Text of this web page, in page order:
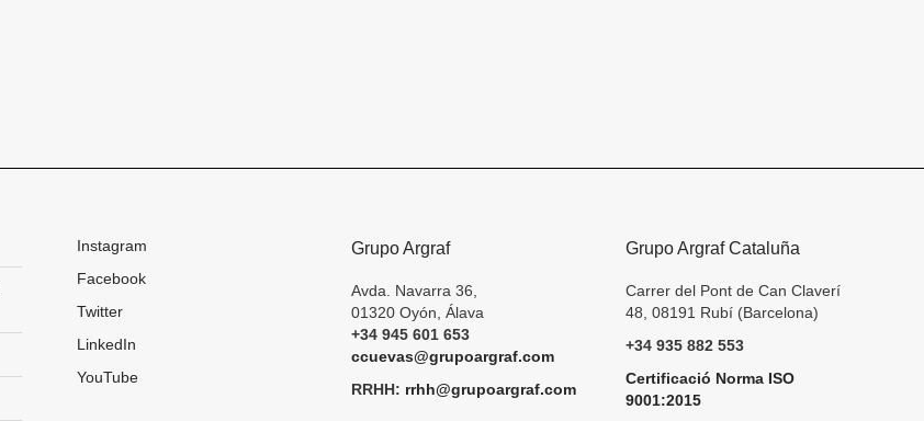
Instagram
Facebook
Twitter
LinkedIn
YouTube
Grupo Argraf
Avda. Navarra 36,
01320 Oyón, Álava
+34 945 601 653
ccuevas@grupoargraf.com
RRHH: rrhh@grupoargraf.com
Grupo Argraf Cataluña
Carrer del Pont de Can Claverí
48, 08191 Rubí (Barcelona)
+34 935 882 553
Certificació Norma ISO
9001:2015